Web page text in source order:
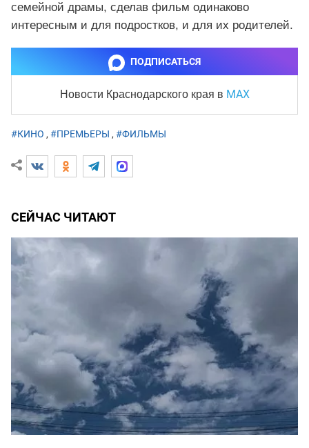
семейной драмы, сделав фильм одинаково
интересным и для подростков, и для их родителей.
ПОДПИСАТЬСЯ
Новости Краснодарского края в MAX
#КИНО , #ПРЕМЬЕРЫ , #ФИЛЬМЫ
СЕЙЧАС ЧИТАЮТ